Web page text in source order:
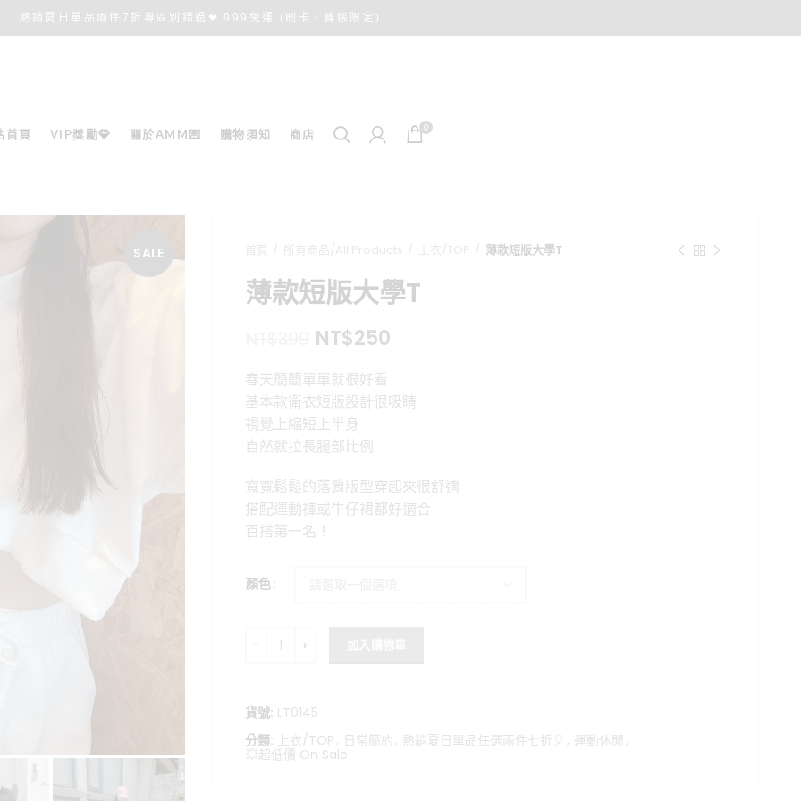
熱銷夏日單品兩件7折專區別錯過❤ 999免運 (刷卡、轉帳限定)
首頁 VIP獎勵💎 關於AMM💌 購物須知 商店 0
SALE 薄款短版大學T
薄款短版大學T
原
價
格：
NT$399。
NT$250目
格：
春天簡簡單單就很好看
基本款衛衣短版設計很吸睛
視覺上縮短上半身
自然就拉長腿部比例
寬寬鬆鬆的落肩版型穿起來很舒適
搭配運動褲或牛仔裙都好適合
百搭第一名！
顏色
薄款短版大學T 數量
貨號: LT0145
分類: 上衣/TOP , 日常簡約 , 熱銷夏日單品任選兩件七折🎈 , 運動休閒 ,
💥超低價 On Sale